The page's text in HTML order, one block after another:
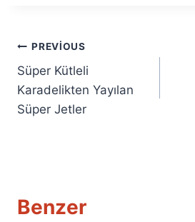
Yazı
gezinmesi
PREVIOUS
Süper Kütleli
Karadelikten Yayılan
Süper Jetler
Benzer